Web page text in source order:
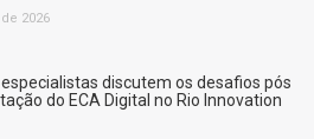
2026
discutem os desafios pós
do ECA Digital no Rio Innovation